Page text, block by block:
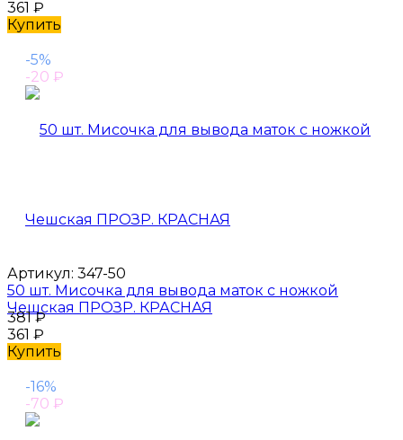
361 ₽
Купить
-5%
-20 ₽
Артикул: 347-50
50 шт. Мисочка для вывода маток с ножкой
Чешская ПРОЗР. КРАСНАЯ
381₽
361 ₽
Купить
-16%
-70 ₽